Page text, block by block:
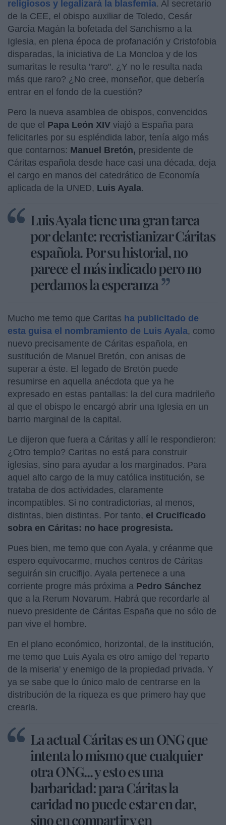
religiosos y legalizará la blasfemia. Al secretario
de la CEE, el obispo auxiliar de Toledo, Cesár
García Magán la bofetada del Sanchismo a la
Iglesia, en plena época de profanación y Cristofobia
disparadas, la iniciativa de La Moncloa y de los
sumaritas le resulta "raro". ¿Y no le resulta nada
más que raro? ¿No cree, monseñor, que debería
entrar en el fondo de la cuestión?
Pero la nueva asamblea de obispos, convencidos
de que el Papa León XIV viajó a España para
felicitarles por su espléndida labor, tenía algo más
que contarnos: Manuel Bretón, presidente de
Cáritas española desde hace casi una década, deja
el cargo en manos del catedrático de Economía
aplicada de la UNED, Luis Ayala.
Luis Ayala tiene una gran tarea
por delante: recristianizar Cáritas
española. Por su historial, no
parece el más indicado pero no
perdamos la esperanza
Mucho me temo que Caritas ha publicitado de
esta guisa el nombramiento de Luis Ayala, como
nuevo precisamente de Cáritas española, en
sustitución de Manuel Bretón, con anisas de
superar a éste. El legado de Bretón puede
resumirse en aquella anécdota que ya he
expresado en estas pantallas: la del cura madrileño
al que el obispo le encargó abrir una Iglesia en un
barrio marginal de la capital.
Le dijeron que fuera a Cáritas y allí le respondieron:
¿Otro templo? Caritas no está para construir
iglesias, sino para ayudar a los marginados. Para
aquel alto cargo de la muy católica institución, se
trataba de dos actividades, claramente
incompatibles. Si no contradictorias, al menos,
distintas, bien distintas. Por tanto, el Crucificado
sobra en Cáritas: no hace progresista.
Pues bien, me temo que con Ayala, y créanme que
espero equivocarme, muchos centros de Cáritas
seguirán sin crucifijo. Ayala pertenece a una
corriente progre más próxima a Pedro Sánchez
que a la Rerum Novarum. Habrá que recordarle al
nuevo presidente de Cáritas España que no sólo de
pan vive el hombre.
En el plano económico, horizontal, de la institución,
me temo que Luis Ayala es otro amigo del 'reparto
de la miseria' y enemigo de la propiedad privada. Y
ya se sabe que lo único malo de centrarse en la
distribución de la riqueza es que primero hay que
crearla.
La actual Cáritas es un ONG que
intenta lo mismo que cualquier
otra ONG... y esto es una
barbaridad: para Cáritas la
caridad no puede estar en dar,
sino en compartir y en